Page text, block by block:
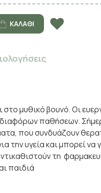
ΚΑΛΆΘΙ
μυθικό βουνό. Οι
παθήσεων.
που συνδυάζουν
υγεία και μπορεί να
τη
παιδιά